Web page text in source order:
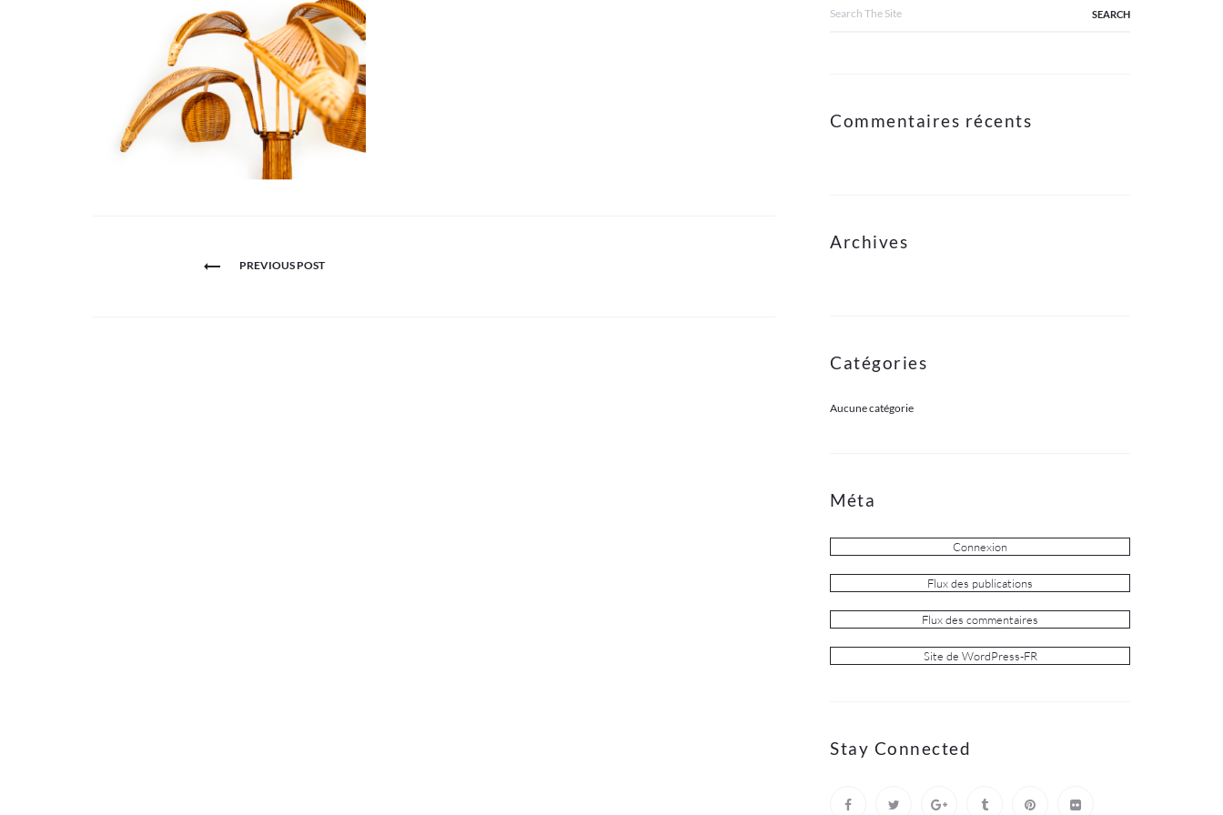
PREVIOUS POST
for:
Commentaires récents
Archives
Catégories
Aucune catégorie
Méta
Connexion
Flux des publications
Flux des commentaires
Site de WordPress-FR
Stay Connected